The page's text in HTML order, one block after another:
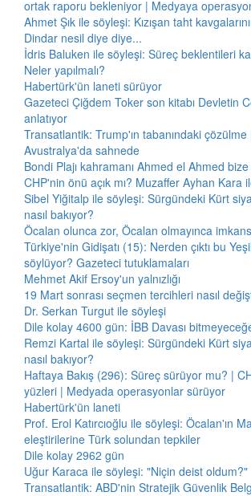
ortak raporu bekleniyor | Medyaya
Ahmet Şık ile söyleşi: Kızışan taht
Dindar nesil diye diye...
İdris Baluken ile söyleşi: Süreç beklentileri
Neler yapılmalı?
Habertürk'ün laneti sürüyor
Gazeteci Çiğdem Toker son kitabı Devletin
anlatıyor
Transatlantik: Trump'ın tabanındaki
Avustralya'da sahnede
Bondi Plajı kahramanı Ahmed el Ahmed
CHP'nin önü açık mı? Muzaffer Ayhan Kara
Sibel Yiğitalp ile söyleşi: Sürgündeki Kürt
nasıl bakıyor?
Öcalan olunca zor, Öcalan olmayınca
Türkiye'nin Gidişatı (15): Nerden çıktı bu
söylüyor? Gazeteci tutuklamaları
Mehmet Akif Ersoy'un yalnızlığı
19 Mart sonrası seçmen tercihleri nasıl
Dr. Serkan Turgut ile söyleşi
Dile kolay 4600 gün: İBB Davası
Remzi Kartal ile söyleşi: Sürgündeki Kürt
nasıl bakıyor?
Haftaya Bakış (296): Süreç sürüyor mu? |
yüzleri | Medyada operasyonlar sürüyor
Habertürk'ün laneti
Prof. Erol Katırcıoğlu ile söyleşi: Öcalan'ın
eleştirilerine Türk solundan tepkiler
Dile kolay 2962 gün
Uğur Karaca ile söyleşi: "Niçin deist oldum?"
Transatlantik: ABD'nin Stratejik Güvenlik